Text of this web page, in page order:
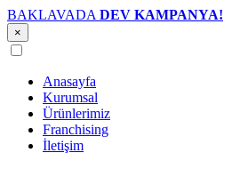
BAKLAVADA DEV KAMPANYA!
×
Anasayfa
Kurumsal
Ürünlerimiz
Franchising
İletişim